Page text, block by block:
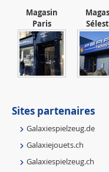
Magasin
Paris
Sites partenaires
Galaxiespielzeug.de
Galaxiejouets.ch
Galaxiespielzeug.ch